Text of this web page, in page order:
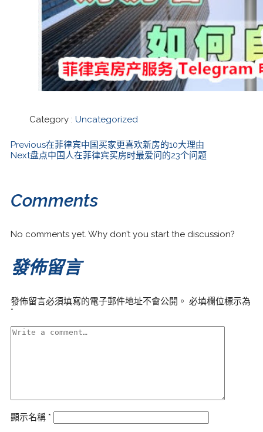
Category : Uncategorized
Previous在菲律宾中国买家更喜欢新房的10大理由
Next盘点中国人在菲律宾买房时最爱问的23个问题
Comments
No comments yet. Why don’t you start the discussion?
發佈留言
發佈留言必須填寫的電子郵件地址不會公開。 必填欄位標示為
*
顯示名稱 *